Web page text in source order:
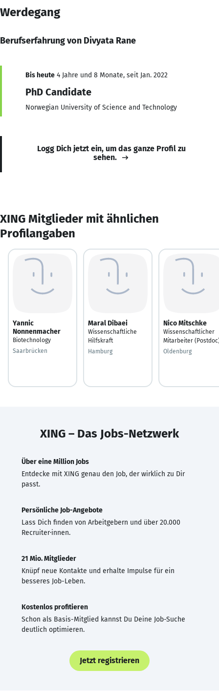
Werdegang
Berufserfahrung von Divyata Rane
Bis heute 4 Jahre und 8 Monate, seit Jan. 2022
PhD Candidate
Norwegian University of Science and Technology
Logg Dich jetzt ein, um das ganze Profil zu
sehen.
XING Mitglieder mit ähnlichen
Profilangaben
Yannic
Nonnenmacher
Biotechnology
Saarbrücken
Maral Dibaei
Wissenschaftliche
Hilfskraft
Hamburg
Nico Mitschke
Wissenschaftlicher
Mitarbeiter
Oldenburg
XING – Das Jobs-Netzwerk
Über eine Million Jobs
Entdecke mit XING genau den Job, der wirklich zu Dir
passt.
Persönliche Job-Angebote
Lass Dich finden von Arbeitgebern und über 20.000
Recruiter·innen.
21 Mio. Mitglieder
Knüpf neue Kontakte und erhalte Impulse für ein
besseres Job-Leben.
Kostenlos profitieren
Schon als Basis-Mitglied kannst Du Deine Job-Suche
deutlich optimieren.
Jetzt registrieren